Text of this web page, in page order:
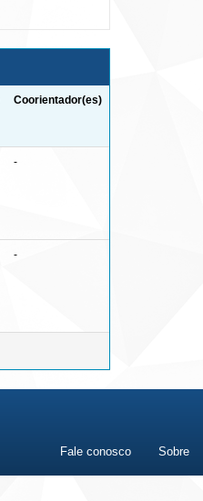
Coorientador(es)
-
-
Fale conosco Sobre